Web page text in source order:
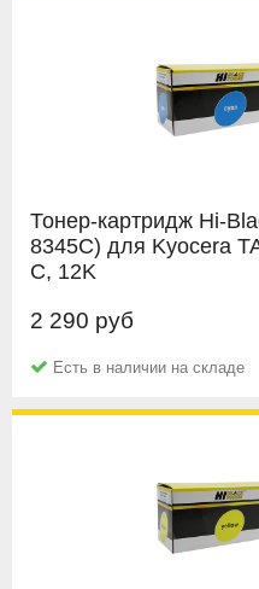
Тонер-картридж Hi-
8345C) для Kyocera
C, 12K
Hi-Black
2 290 руб
Есть в наличии на складе